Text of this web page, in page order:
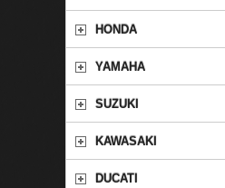
HONDA
YAMAHA
SUZUKI
KAWASAKI
DUCATI